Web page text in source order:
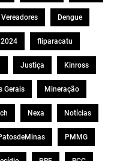
Dengue
2024 fliparacatu
Justiça Kinross
Gerais Mineração
Nexa Notícias
PMMG